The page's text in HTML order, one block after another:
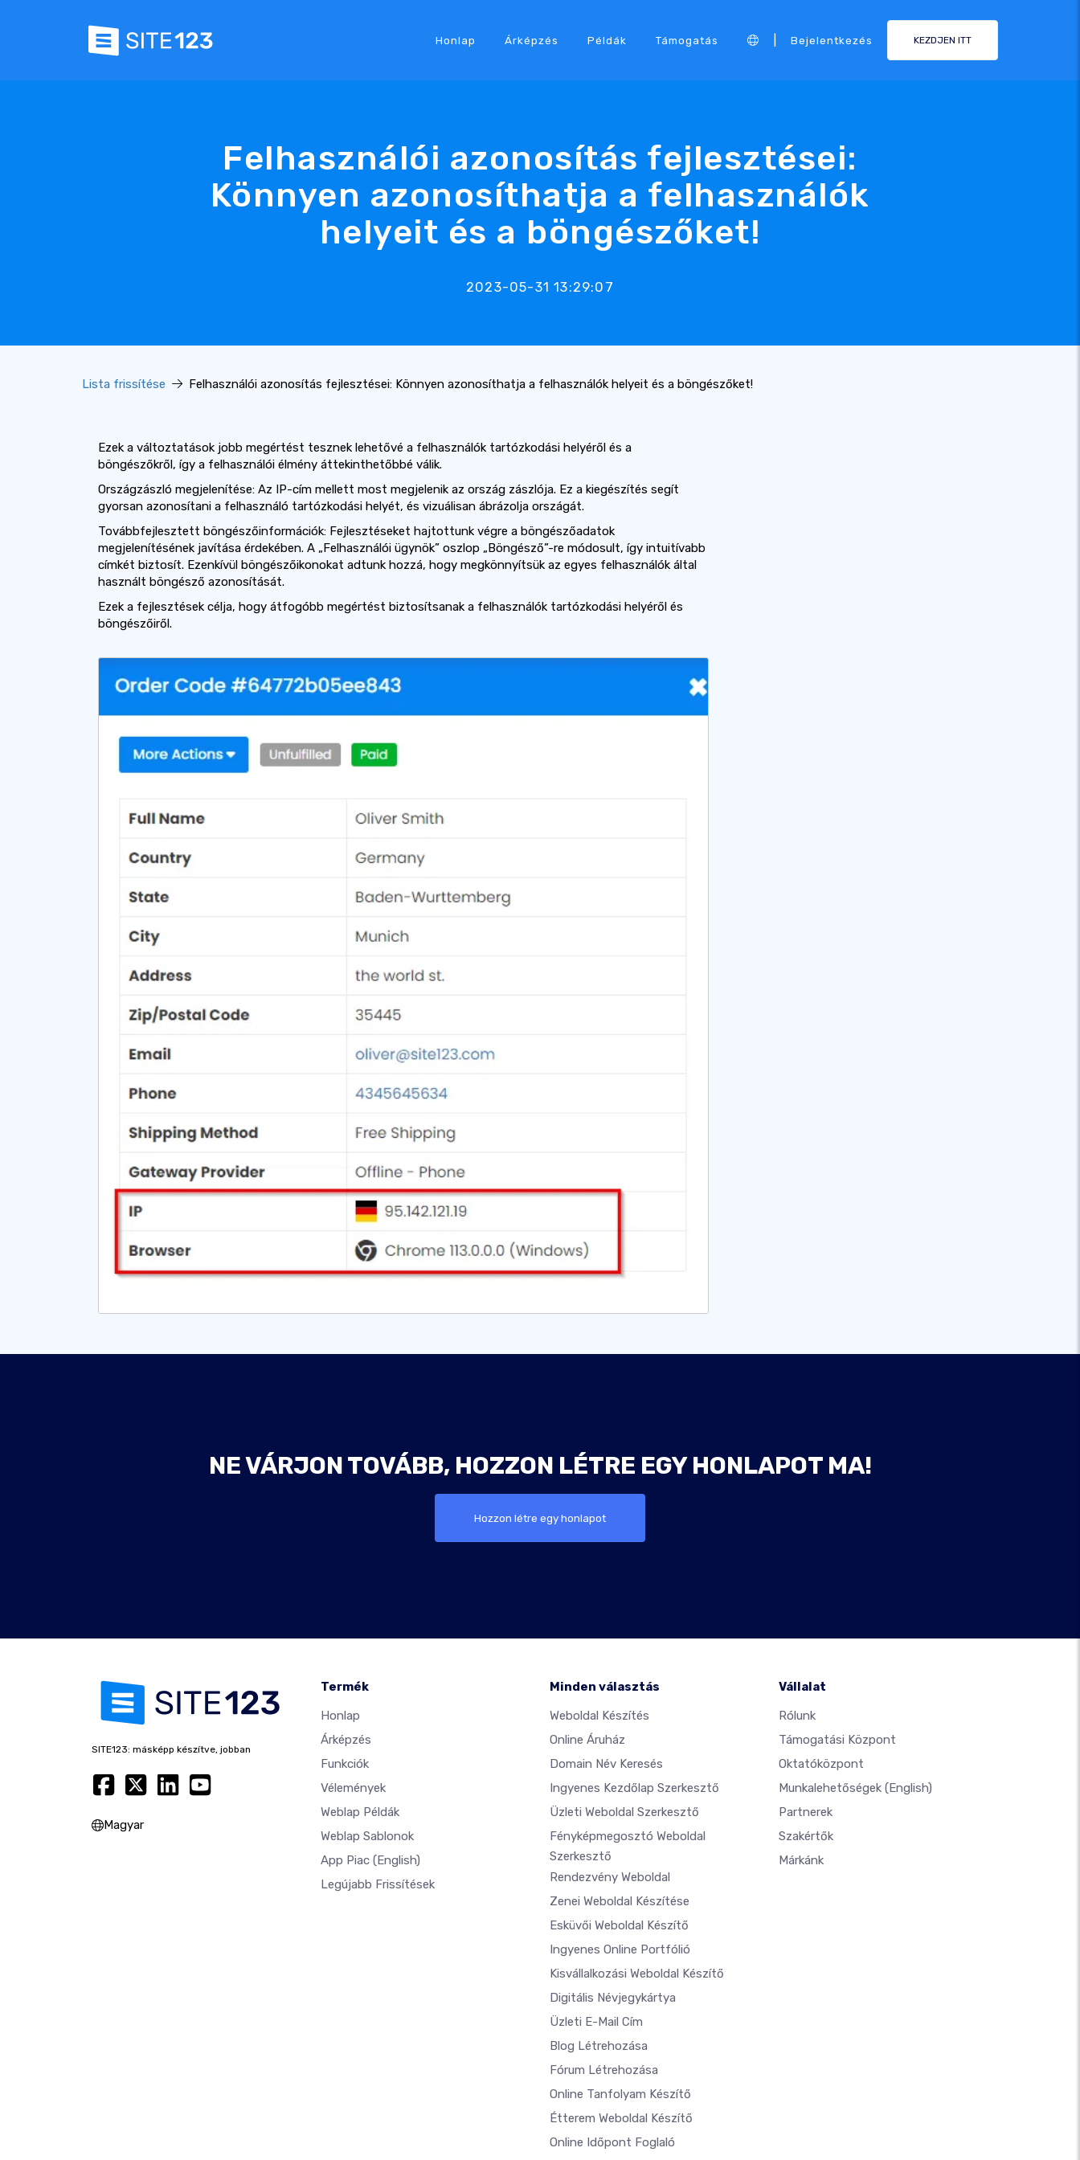
Honlap Árképzés Példák Támogatás Bejelentkezés KEZDJEN ITT
Felhasználói azonosítás fejlesztései:
Könnyen azonosíthatja a felhasználók
helyeit és a böngészőket!
2023-05-31 13:29:07
Lista frissítése Felhasználói azonosítás fejlesztései: Könnyen azonosíthatja a felhasználók helyeit és a böngészőket!
Ezek a változtatások jobb megértést tesznek lehetővé a felhasználók tartózkodási helyéről és a
böngészőkről, így a felhasználói élmény áttekinthetőbbé válik.
Országzászló megjelenítése: Az IP-cím mellett most megjelenik az ország zászlója. Ez a kiegészítés segít
gyorsan azonosítani a felhasználó tartózkodási helyét, és vizuálisan ábrázolja országát.
Továbbfejlesztett böngészőinformációk: Fejlesztéseket hajtottunk végre a böngészőadatok
megjelenítésének javítása érdekében. A „Felhasználói ügynök” oszlop „Böngésző”-re módosult, így intuitívabb
címkét biztosít. Ezenkívül böngészőikonokat adtunk hozzá, hogy megkönnyítsük az egyes felhasználók által
használt böngésző azonosítását.
Ezek a fejlesztések célja, hogy átfogóbb megértést biztosítsanak a felhasználók tartózkodási helyéről és
böngészőiről.
NE VÁRJON TOVÁBB, HOZZON LÉTRE EGY HONLAPOT MA!
Hozzon létre egy honlapot
SITE123: másképp készítve, jobban
Magyar
Termék
Honlap
Árképzés
Funkciók
Vélemények
Weblap Példák
Weblap Sablonok
App Piac (English)
Legújabb Frissítések
Minden választás
Weboldal Készítés
Online Áruház
Domain Név Keresés
Ingyenes Kezdőlap Szerkesztő
Üzleti Weboldal Szerkesztő
Fényképmegosztó Weboldal
Szerkesztő
Rendezvény Weboldal
Zenei Weboldal Készítése
Esküvői Weboldal Készítő
Ingyenes Online Portfólió
Kisvállalkozási Weboldal Készítő
Digitális Névjegykártya
Üzleti E-Mail Cím
Blog Létrehozása
Fórum Létrehozása
Online Tanfolyam Készítő
Étterem Weboldal Készítő
Online Időpont Foglaló
Vállalat
Rólunk
Támogatási Központ
Oktatóközpont
Munkalehetőségek (English)
Partnerek
Szakértők
Márkánk